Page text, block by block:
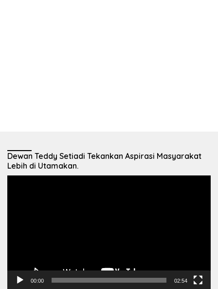
Dewan Teddy Setiadi Tekankan Aspirasi Masyarakat
Lebih di Utamakan.
00:00 02:54